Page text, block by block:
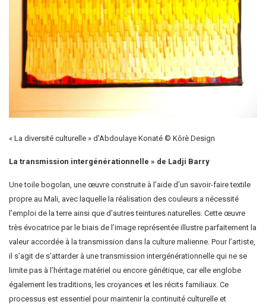
« La diversité culturelle » d’Abdoulaye Konaté © Kôrè Design
La transmission intergénérationnelle » de Ladji Barry
Une toile bogolan, une œuvre construite à l’aide d’un savoir-faire textile
propre au Mali, avec laquelle la réalisation des couleurs a nécessité
l’emploi de la terre ainsi que d’autres teintures naturelles. Cette œuvre
très évocatrice par le biais de l’image représentée illustre parfaitement la
valeur accordée à la transmission dans la culture malienne. Pour l’artiste,
il s’agit de s’attarder à une transmission intergénérationnelle qui ne se
limite pas à l’héritage matériel ou encore génétique, car elle englobe
également les traditions, les croyances et les récits familiaux. Ce
processus est essentiel pour maintenir la continuité culturelle et